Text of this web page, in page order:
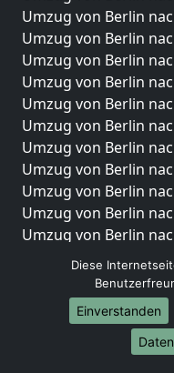
Umzug von Berlin
Umzug von Berlin
Umzug von Berlin
Umzug von Berlin
Umzug von Berlin
Umzug von Berlin
Umzug von Berlin
Umzug von Berlin
Umzug von Berlin
Umzug von Berlin
Umzug von Berlin
Umzug von Berlin
Umzug von Berlin
Umzug von Berlin
Umzug von Berlin
Umzug von Berlin
Diese
Einverstanden